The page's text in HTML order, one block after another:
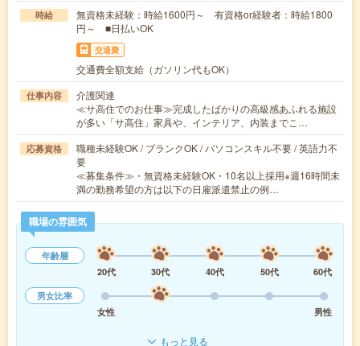
時給
無資格未経験：時給1600円～ 有資格or経験者：時給1800
円～ ■日払いOK
交通費
交通費全額支給（ガソリン代もOK）
仕事内容
介護関連
≪サ高住でのお仕事≫完成したばかりの高級感あふれる施設
が多い「サ高住」家具や、インテリア、内装までこ…
応募資格
職種未経験OK / ブランクOK / パソコンスキル不要 / 英語力不
要
≪募集条件≫・無資格未経験OK・10名以上採用※週16時間未
満の勤務希望の方は以下の日雇派遣禁止の例…
職場の雰囲気
年齢層
20代
30代 40代 50代
60代
男女比率
女性
男性
もっと見る